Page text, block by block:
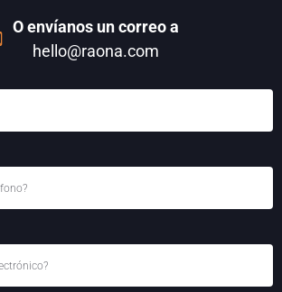
O envíanos un correo a
hello@raona.com